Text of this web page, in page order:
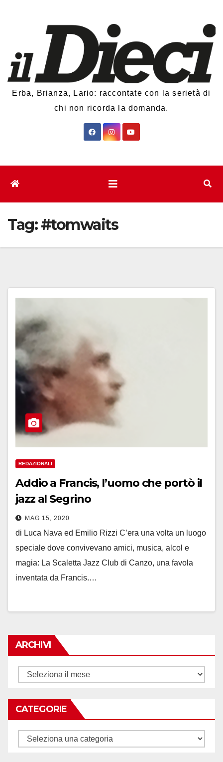
Erba, Brianza, Lario: raccontate con la serietà di
chi non ricorda la domanda.
Tag:#tomwaits
REDAZIONALI
Addio a Francis, l’uomo che portò il
jazz al Segrino
MAG 15, 2020
di Luca Nava ed Emilio Rizzi C’era una volta un luogo
speciale dove convivevano amici, musica, alcol e
magia: La Scaletta Jazz Club di Canzo, una favola
inventata da Francis.…
ARCHIVI
Archivi
CATEGORIE
Categorie